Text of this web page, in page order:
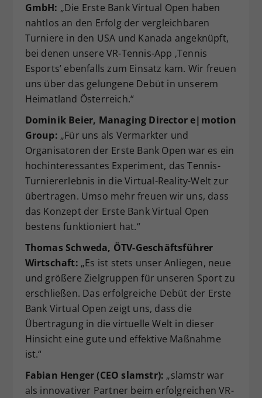
GmbH: „Die Erste Bank Virtual Open haben
nahtlos an den Erfolg der vergleichbaren
Turniere in den USA und Kanada angeknüpft,
bei denen unsere VR-Tennis-App ‚Tennis
Esports’ ebenfalls zum Einsatz kam. Wir freuen
uns über das gelungene Debüt in unserem
Heimatland Österreich.“
Dominik Beier, Managing Director e|motion
Group: „Für uns als Vermarkter und
Organisatoren der Erste Bank Open war es ein
hochinteressantes Experiment, das Tennis-
Turniererlebnis in die Virtual-Reality-Welt zur
übertragen. Umso mehr freuen wir uns, dass
das Konzept der Erste Bank Virtual Open
bestens funktioniert hat.“
Thomas Schweda, ÖTV-Geschäftsführer
Wirtschaft: „Es ist stets unser Anliegen, neue
und größere Zielgruppen für unseren Sport zu
erschließen. Das erfolgreiche Debüt der Erste
Bank Virtual Open zeigt uns, dass die
Übertragung in die virtuelle Welt in dieser
Hinsicht eine gute und effektive Maßnahme
ist.“
Fabian Henger (CEO slamstr): „slamstr war
als innovativer Partner beim erfolgreichen VR-